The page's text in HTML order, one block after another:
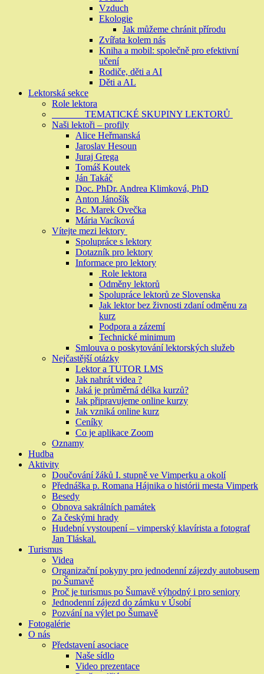
Vzduch
Ekologie
Jak můžeme chránit přírodu
Zvířata kolem nás
Kniha a mobil: společně pro efektivní
učení
Rodiče, děti a AI
Děti a AL
Lektorská sekce
Role lektora
TEMATICKÉ SKUPINY LEKTORŮ
Naši lektoři – profily
Alice Heřmanská
Jaroslav Hesoun
Juraj Grega
Tomáš Koutek
Ján Takáč
Doc. PhDr. Andrea Klimková, PhD
Anton Jánošík
Bc. Marek Ovečka
Mária Vacíková
Vítejte mezi lektory
Spolupráce s lektory
Dotazník pro lektory
Informace pro lektory
Role lektora
Odměny lektorů
Spolupráce lektorů ze Slovenska
Jak lektor bez živnosti zdaní odměnu za
kurz
Podpora a zázemí
Technické minimum
Smlouva o poskytování lektorských služeb
Nejčastější otázky
Lektor a TUTOR LMS
Jak nahrát videa ?
Jaká je průměrná délka kurzů?
Jak připravujeme online kurzy
Jak vzniká online kurz
Ceníky
Co je aplikace Zoom
Oznamy
Hudba
Aktivity
Doučování žáků I. stupně ve Vimperku a okolí
Přednáška p. Romana Hájnika o histórii mesta Vimperk
Besedy
Obnova sakrálních památek
Za českými hrady
Hudební vystoupení – vimperský klavírista a fotograf
Jan Tláskal.
Turismus
Videa
Organizační pokyny pro jednodenní zájezdy autobusem
po Šumavě
Proč je turismus po Šumavě výhodný i pro seniory
Jednodenní zájezd do zámku v Úsobí
Pozvání na výlet po Šumavě
Fotogalérie
O nás
Představení asociace
Naše sídlo
Video prezentace